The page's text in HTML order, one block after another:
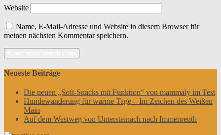
Website
Name, E-Mail-Adresse und Website in diesem Browser für
meinen nächsten Kommentar speichern.
Neueste Beiträge
Die neuen „Soft-Snacks mit Funktion“ von mammaly im Test
Hundewanderung für warme Tage – Im Zeichen des Weißen
Main
Auf dem Westweg von Untersteinach nach Immenreuth